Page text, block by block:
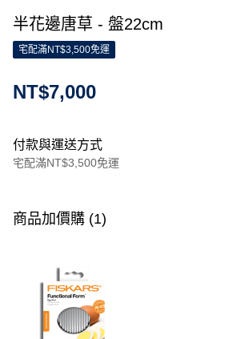
半花邊唐草 - 盤22cm
宅配滿NT$3,500免運
NT$7,000
付款與運送方式
宅配滿NT$3,500免運
信用卡一次付款
3 期 0 利率 每期
合作金庫商業銀行
華南商業銀行
上海商業儲蓄銀行
LINE Pay
Apple Pay
商品加價購 (1)